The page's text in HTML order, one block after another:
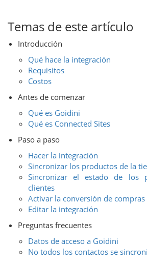
Temas de este artículo
Introducción
Qué hace la integración
Requisitos
Costos
Antes de comenzar
Qué es Goidini
Qué es Connected Sites
Paso a paso
Hacer la integración
Sincronizar los productos de la
Sincronizar el estado de los
clientes
Activar la conversión de compras
Editar la integración
Preguntas frecuentes
Datos de acceso a Goidini
No todos los contactos se